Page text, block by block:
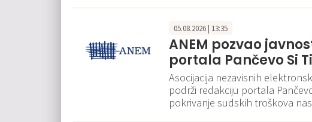
05.08.2026 | 13:35
ANEM pozvao
portala Pančevo Si Ti
Asocijacija nezavisnih
podrži redakciju portala
pokrivanje sudskih troškova